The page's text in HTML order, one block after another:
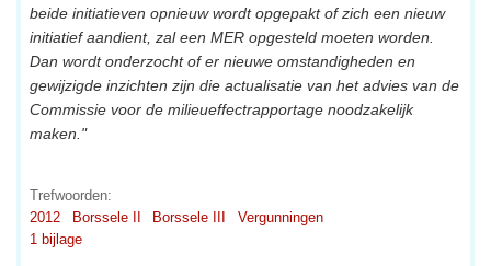
beide initiatieven opnieuw wordt opgepakt of zich een nieuw
initiatief aandient, zal een MER opgesteld moeten worden.
Dan wordt onderzocht of er nieuwe omstandigheden en
gewijzigde inzichten zijn die actualisatie van het advies van de
Commissie voor de milieueffectrapportage noodzakelijk
maken."
Trefwoorden:
2012
Borssele II Borssele III
Vergunningen
1 bijlage